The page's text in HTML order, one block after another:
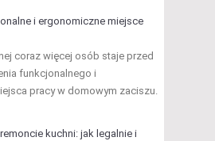
i ergonomiczne miejsce
coraz więcej osób staje przed
funkcjonalnego i
pracy w domowym zaciszu.
kuchni: jak legalnie i